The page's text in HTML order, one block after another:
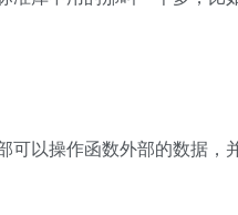
可以操作函数外部的数据，